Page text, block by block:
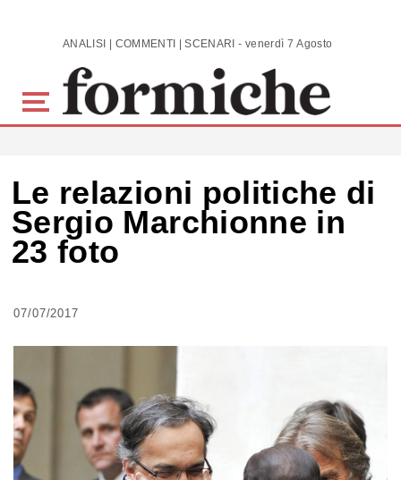
Skip to main content ANALISI | COMMENTI | SCENARI - venerdì 7 Agosto 2026
Le relazioni politiche di
Sergio Marchionne in
23 foto
07/07/2017